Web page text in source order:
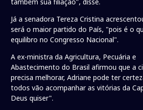
Já a senadora Tereza Cristina
será o maior partido do País, "pois é o
equilibro no Congresso Nacional".
A ex-ministra da Agricultura, Pecuária e
Abastecimento do Brasil afirmou que a
precisa melhorar, Adriane pode ter
todos vão acompanhar as vitórias da
Deus quiser".